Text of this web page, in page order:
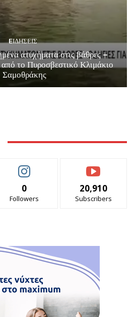
EΙΔΗΣΕΙΣ
ατυχήματα στις βάθρες –
το Πυροσβεστικό Κλιμάκιο
Σαμοθράκης
0
Followers
20,910
Subscribers